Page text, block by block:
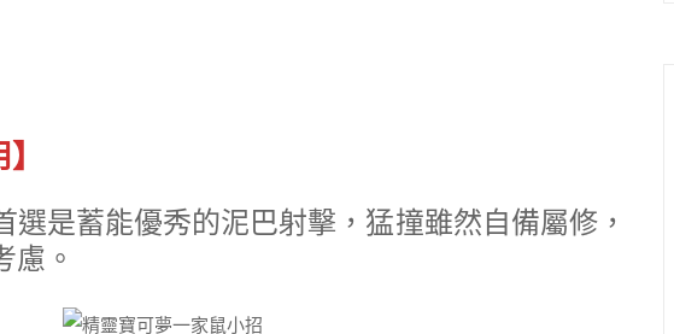
選是蓄能優秀的泥巴射擊，猛撞雖然自備屬修，
慮。